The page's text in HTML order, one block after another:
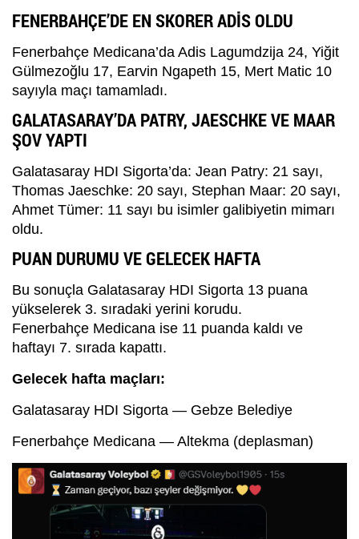
FENERBAHÇE’DE EN SKORER ADİS OLDU
Fenerbahçe Medicana’da Adis Lagumdzija 24, Yiğit
Gülmezoğlu 17, Earvin Ngapeth 15, Mert Matic 10
sayıyla maçı tamamladı.
GALATASARAY’DA PATRY, JAESCHKE VE MAAR
ŞOV YAPTI
Galatasaray HDI Sigorta’da: Jean Patry: 21 sayı,
Thomas Jaeschke: 20 sayı, Stephan Maar: 20 sayı,
Ahmet Tümer: 11 sayı bu isimler galibiyetin mimarı
oldu.
PUAN DURUMU VE GELECEK HAFTA
Bu sonuçla Galatasaray HDI Sigorta 13 puana
yükselerek 3. sıradaki yerini korudu.
Fenerbahçe Medicana ise 11 puanda kaldı ve
haftayı 7. sırada kapattı.
Gelecek hafta maçları:
Galatasaray HDI Sigorta — Gebze Belediye
Fenerbahçe Medicana — Altekma (deplasman)